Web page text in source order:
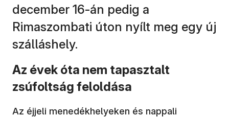
december 16-án pedig a
Rimaszombati úton nyílt meg egy új
szálláshely.
Az évek óta nem tapasztalt
zsúfoltság feloldása
Az éjjeli menedékhelyeken és nappali